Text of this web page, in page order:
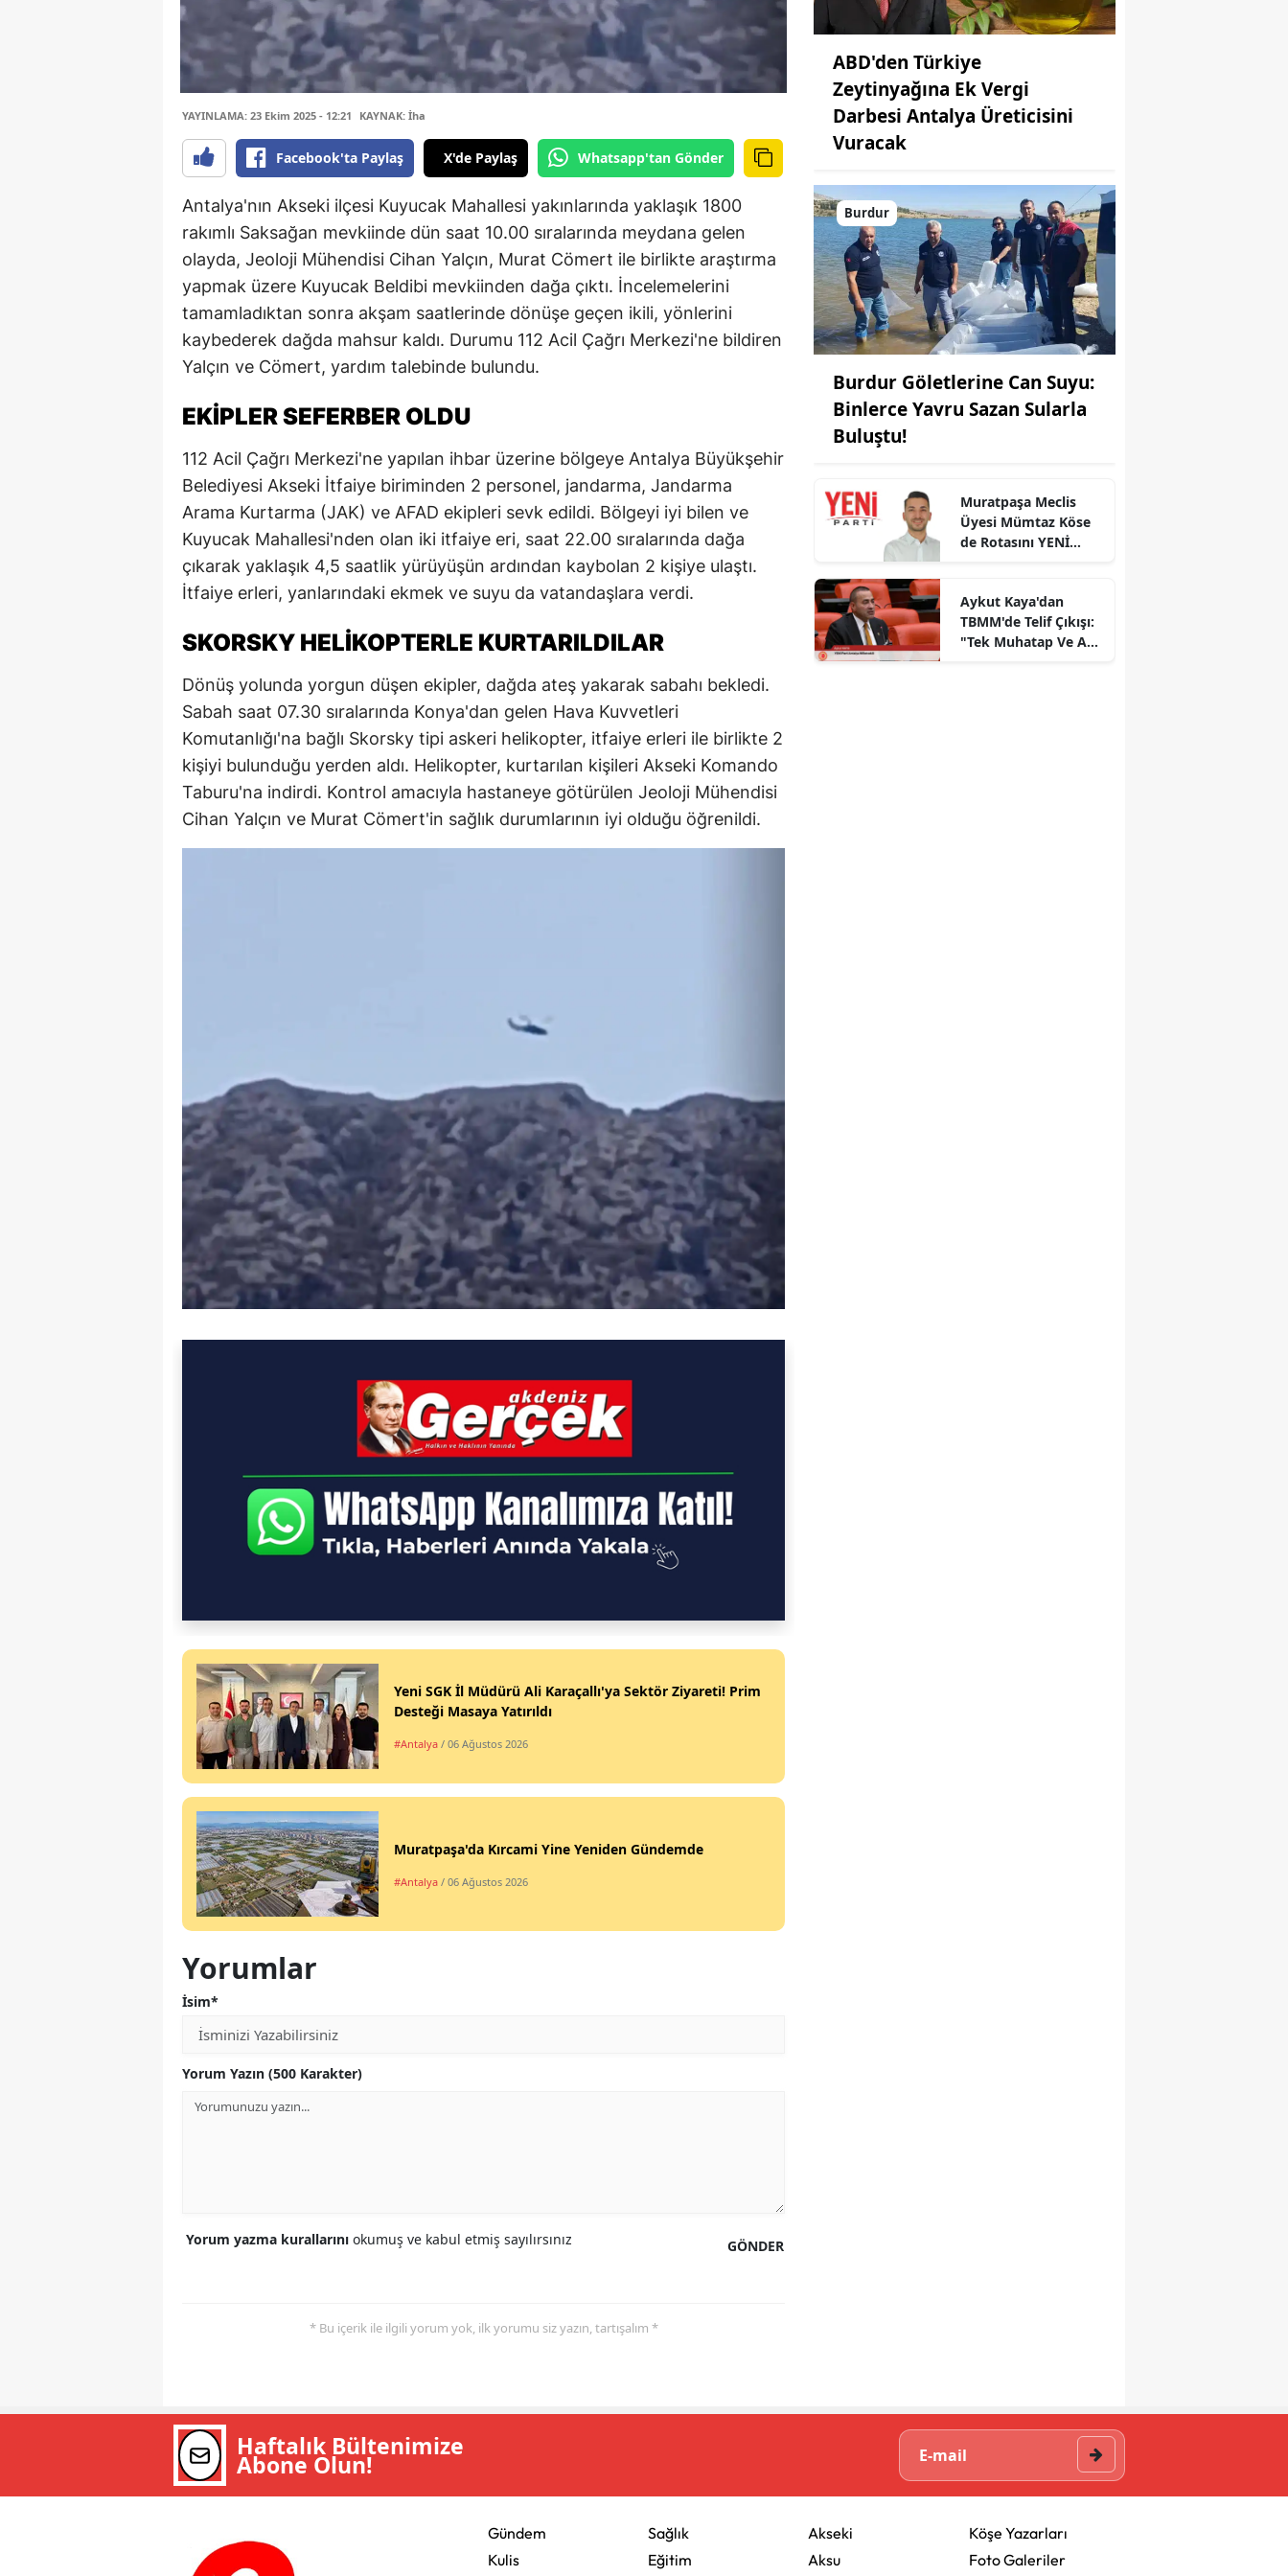
YAYINLAMA: 23 Ekim 2025 - 12:21 KAYNAK: İha
Facebook'ta Paylaş X'de Paylaş Whatsapp'tan Gönder
Antalya'nın Akseki ilçesi Kuyucak Mahallesi yakınlarında yaklaşık 1800
rakımlı Saksağan mevkiinde dün saat 10.00 sıralarında meydana gelen
olayda, Jeoloji Mühendisi Cihan Yalçın, Murat Cömert ile birlikte araştırma
yapmak üzere Kuyucak Beldibi mevkiinden dağa çıktı. İncelemelerini
tamamladıktan sonra akşam saatlerinde dönüşe geçen ikili, yönlerini
kaybederek dağda mahsur kaldı. Durumu 112 Acil Çağrı Merkezi'ne bildiren
Yalçın ve Cömert, yardım talebinde bulundu.
EKİPLER SEFERBER OLDU
112 Acil Çağrı Merkezi'ne yapılan ihbar üzerine bölgeye Antalya Büyükşehir
Belediyesi Akseki İtfaiye biriminden 2 personel, jandarma, Jandarma
Arama Kurtarma (JAK) ve AFAD ekipleri sevk edildi. Bölgeyi iyi bilen ve
Kuyucak Mahallesi'nden olan iki itfaiye eri, saat 22.00 sıralarında dağa
çıkarak yaklaşık 4,5 saatlik yürüyüşün ardından kaybolan 2 kişiye ulaştı.
İtfaiye erleri, yanlarındaki ekmek ve suyu da vatandaşlara verdi.
SKORSKY HELİKOPTERLE KURTARILDILAR
Dönüş yolunda yorgun düşen ekipler, dağda ateş yakarak sabahı bekledi.
Sabah saat 07.30 sıralarında Konya'dan gelen Hava Kuvvetleri
Komutanlığı'na bağlı Skorsky tipi askeri helikopter, itfaiye erleri ile birlikte 2
kişiyi bulunduğu yerden aldı. Helikopter, kurtarılan kişileri Akseki Komando
Taburu'na indirdi. Kontrol amacıyla hastaneye götürülen Jeoloji Mühendisi
Cihan Yalçın ve Murat Cömert'in sağlık durumlarının iyi olduğu öğrenildi.
Yeni SGK İl Müdürü Ali Karaçallı'ya Sektör Ziyareti! Prim
Desteği Masaya Yatırıldı
#Antalya / 06 Ağustos 2026
Muratpaşa'da Kırcami Yine Yeniden Gündemde
#Antalya / 06 Ağustos 2026
Yorumlar
İsim*
Yorum Yazın (500 Karakter)
GÖNDER
Yorum yazma kurallarını okumuş ve kabul etmiş sayılırsınız
* Bu içerik ile ilgili yorum yok, ilk yorumu siz yazın, tartışalım *
ABD'den Türkiye
Zeytinyağına Ek Vergi
Darbesi Antalya Üreticisini
Vuracak
Burdur
Burdur Göletlerine Can Suyu:
Binlerce Yavru Sazan Sularla
Buluştu!
Muratpaşa Meclis
Üyesi Mümtaz Köse
de Rotasını YENİ
Aykut Kaya'dan
TBMM'de Telif Çıkışı:
"Tek Muhatap Ve Adil
Haftalık Bültenimize
Abone Olun!
Gündem
Kulis
Sağlık
Eğitim
Akseki
Aksu
Köşe Yazarları
Foto Galeriler